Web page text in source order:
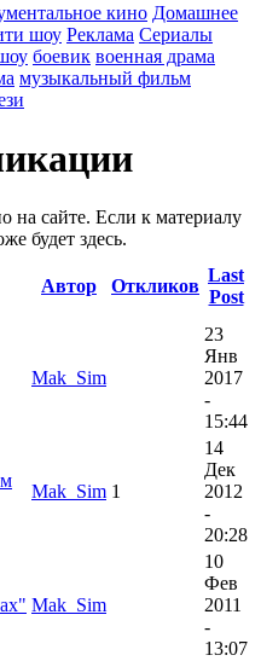
кино Домашнее
шоу Реклама Сериалы
боевик военная драма
музыкальный фильм
на сайте. Если к материалу
будет здесь.
Автор
Откликов
Last
Post
Mak_Sim
23
Янв
2017
-
15:44
Mak_Sim 1
14
Дек
2012
-
20:28
Mak_Sim
10
Фев
2011
-
13:07